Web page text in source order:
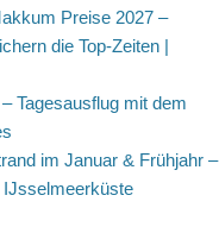
Preise 2027 –
die Top-Zeiten |
Tagesausflug mit dem
im Januar & Frühjahr –
IJsselmeerküste